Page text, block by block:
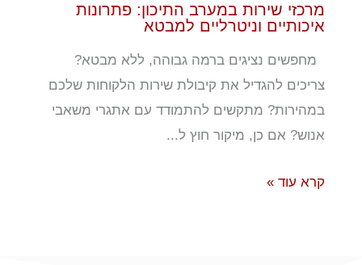
מרכזי שירות במערב התיכון: פתרונות
איכותיים וניטרליים למבטא
מחפשים נציגים ברמה גבוהה, ללא מבטא?
צריכים להגדיל את קיבולת שירות הלקוחות שלכם
במהירות? מתקשים להתמודד עם אתגרי משאבי
אנוש? אם כן, מיקור חוץ ל...
קרא עוד »